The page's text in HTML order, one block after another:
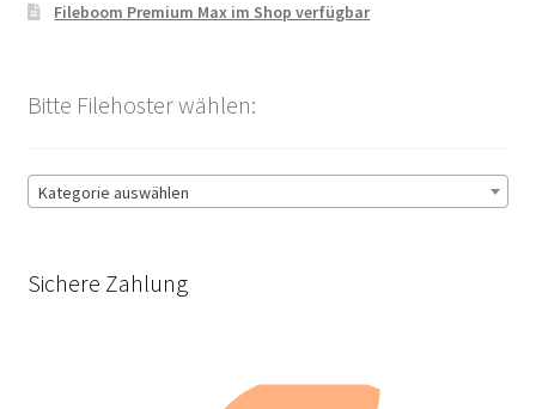
Fileboom Premium Max im Shop verfügbar
Bitte Filehoster wählen:
Kategorie auswählen
Sichere Zahlung